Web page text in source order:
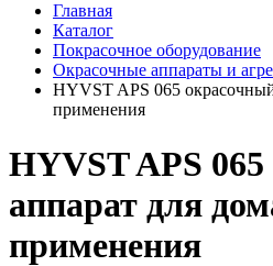
Главная
Каталог
Покрасочное оборудование
Окрасочные аппараты и
HYVST APS 065
применения
HYVST APS
аппарат для
применения